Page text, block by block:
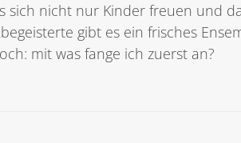
nicht nur Kinder freuen und
gibt es ein frisches
mit was fange ich zuerst an?